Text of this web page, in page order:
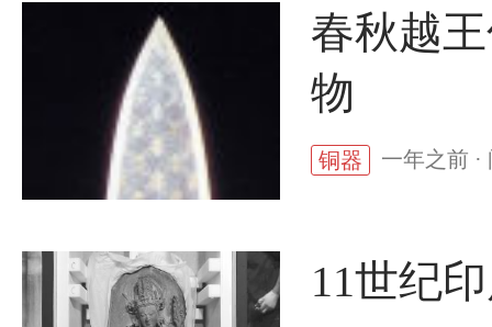
春秋越
物
铜器 一年之前 ·
11世纪